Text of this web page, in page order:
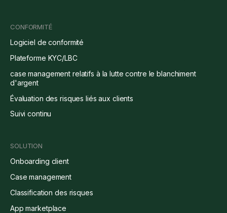
CONFORMITÉ
Logiciel de conformité
Plateforme KYC/LBC
case management relatifs à la lutte contre le blanchiment
d'argent
Évaluation des risques liés aux clients
Suivi continu
SOLUTION
Onboarding client
Case management
Classification des risques
App marketplace